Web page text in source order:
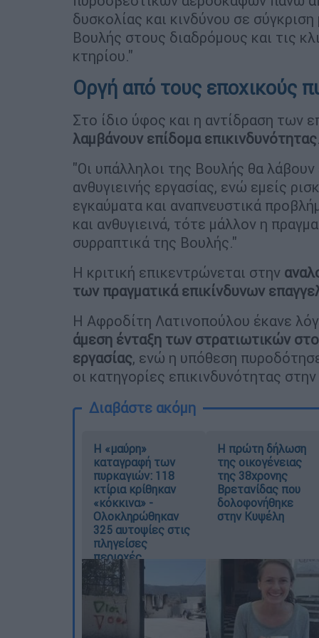
δυσκολίας και κινδύνου σε
Βουλής στους διαδρόμους και τις
κτηρίου."
Οργή από τους εποχικούς
Στο ίδιο ύφος και η αντίδραση των
λαμβάνουν επίδομα επικινδυνότητας
"Οι υπάλληλοι της Βουλής θα
ανθυγιεινής εργασίας, ενώ εμείς
εγκαύματα και αναπνευστικά
και ανθυγιεινά, τότε μάλλον η
συρραπτικά της Βουλής."
Η κριτική επικεντρώνεται στην
των πραγματικά επικίνδυνων
Η Αφροδίτη Λατινοπούλου έκανε
άμεση ένταξη των στρατιωτικών στο
εργασίας, ενώ η υπόθεση
οι κατηγορίες επικινδυνότητας
Διαβάστε ακόμη
Η «μαύρη»
καταγραφή των
πυρκαγιών: 118
κτίρια κρίθηκαν
«κόκκινα» -
Ολοκληρώθηκαν
325 αυτοψίες στις
πληγείσες
περιοχές
Η πρώτη δήλωση
της οικογένειας
της 38χρονης
Βρετανίδας που
δολοφονήθηκε
στην Κυψέλη